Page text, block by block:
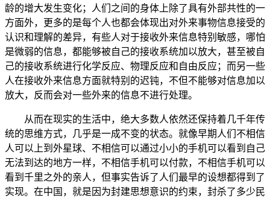
龄的增大发生变化；人们之间的身体上除了具有外部共性的一
方面外，更多的是每个人也都会体现出对外来事物信息接受的
认识和理解的差异，有些人对于接收外来信息特别敏感，哪怕
是微弱的信息，都能够被自己的接收系统加以放大，甚至被自
己的接收系统进行化学反应、物理反应和自由反应；而另一些
人在接收外来信息方面就特别的迟钝，不但不能够对信息加以
放大，反而会对一些外来的信息不进行处理。
从而在现实的生活中，绝大多数人依然还保持着几千年传
统的思维方式，几乎是一成不变的状态。就像早期人们不相信
人可以上到外星球、不相信可以通过小小的手机可以看到自己
无法到达的地方一样，不相信手机可以付款，不相信手机可以
看到千里之外的亲人，但事实告诉了人们最早的设想都得到了
实现。在中国，就是因为封建思想意识的约束，封杀了多少民